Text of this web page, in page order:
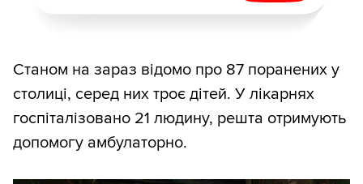
Станом на зараз відомо про 87 поранених у
столиці, серед них троє дітей. У лікарнях
госпіталізовано 21 людину, решта отримують
допомогу амбулаторно.